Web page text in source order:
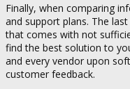
Finally, when comparing
and support plans. The
that comes with not
find the best solution to
and every vendor upon
customer feedback.